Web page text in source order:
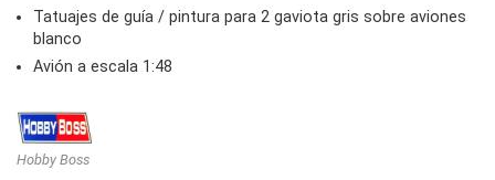
Tatuajes de guía / pintura para 2 gaviota gris sobre aviones
blanco
Avión a escala 1:48
Hobby Boss